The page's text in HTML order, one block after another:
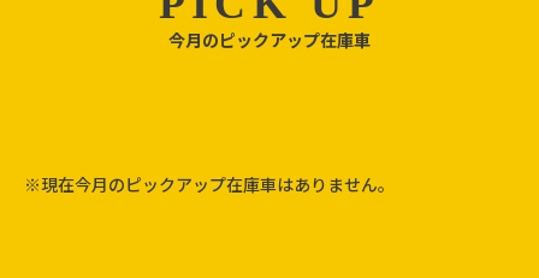
今月のピックアップ在庫車
※現在今月のピックアップ在庫車はありません。